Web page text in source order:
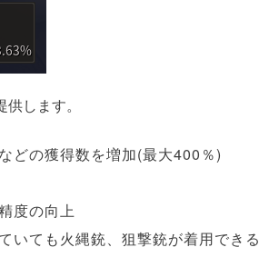
します。
どの獲得数を増加(最大400％)
度の向上
いても火縄銃、狙撃銃が着用できる